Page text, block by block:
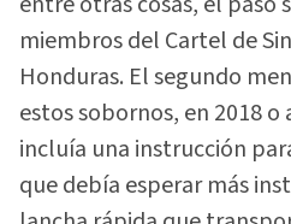
miembros del Cartel de
Honduras. El segundo
estos sobornos, en 2018
incluía una instrucción
que debía esperar más